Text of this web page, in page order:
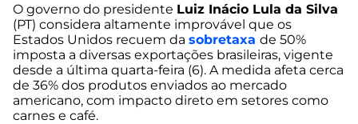
O governo do presidente Luiz Inácio Lula da Silva
(PT) considera altamente improvável que os
Estados Unidos recuem da sobretaxa de 50%
imposta a diversas exportações brasileiras, vigente
desde a última quarta-feira (6). A medida afeta cerca
de 36% dos produtos enviados ao mercado
americano, com impacto direto em setores como
carnes e café.